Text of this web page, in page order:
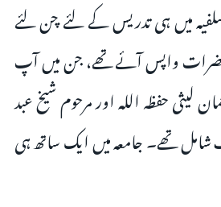
میں ہی تدریس کے لئے چن لئے
واپس آئے تھے، جن میں آپ
لیثی حفظہ اللہ اور مرحوم شیخ عبد
شامل تھے۔ جامعہ میں ایک ساتھ ہی